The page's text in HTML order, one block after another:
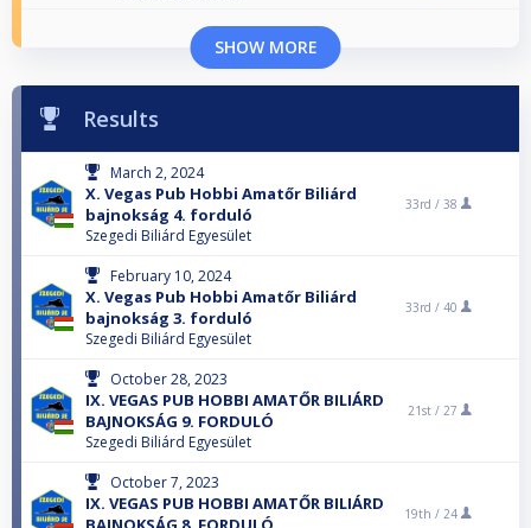
SHOW MORE
Results
March 2, 2024
X. Vegas Pub Hobbi Amatőr Biliárd
bajnokság 4. forduló
Szegedi Biliárd Egyesület
33rd / 38
February 10, 2024
X. Vegas Pub Hobbi Amatőr Biliárd
bajnokság 3. forduló
Szegedi Biliárd Egyesület
33rd / 40
October 28, 2023
IX. VEGAS PUB HOBBI AMATŐR BILIÁRD
BAJNOKSÁG 9. FORDULÓ
Szegedi Biliárd Egyesület
21st / 27
October 7, 2023
IX. VEGAS PUB HOBBI AMATŐR BILIÁRD
19th / 24